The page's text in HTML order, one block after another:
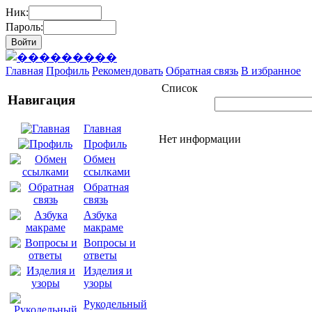
Ник:
Пароль:
Главная Профиль Рекомендовать Обратная связь В избранное
Навигация
Главная
Профиль
Обмен
ссылками
Обратная
связь
Азбука
макраме
Вопросы и
ответы
Изделия и
узоры
Рукодельный
Список
Нет информации